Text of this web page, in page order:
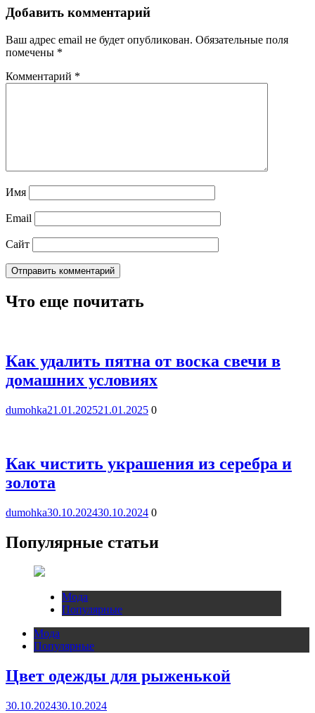
Добавить комментарий
Ваш адрес email не будет опубликован. Обязательные поля
помечены *
Комментарий *
Имя
Email
Сайт
Что еще почитать
Как удалить пятна от воска свечи в
домашних условиях
dumohka21.01.202521.01.2025 0
Как чистить украшения из серебра и
золота
dumohka30.10.202430.10.2024 0
Популярные статьи
Мода
Популярные
Мода
Популярные
Цвет одежды для рыженькой
30.10.202430.10.2024